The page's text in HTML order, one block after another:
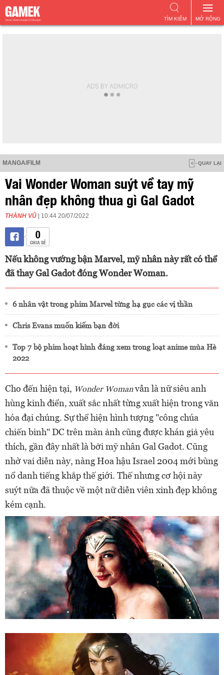
MỞ RỘNG
TÌM KIẾM
MANGA/FILM QUAY LẠI
Vai Wonder Woman suýt về tay mỹ
nhân đẹp không thua gì Gal Gadot
THÀNH VŨ | 10:44 20/07/2022
0
CHIA SẺ
Nếu không vướng bận Marvel, mỹ nhân này rất có thể
đã thay Gal Gadot đóng Wonder Woman.
6 nhân vật trong phim Marvel từng hạ gục các vị thần
Chris Evans muốn kiếm bạn đời
Top 7 bộ phim hoạt hình đáng xem trong loạt anime mùa Hè
2022
Cho đến hiện tại, Wonder Womanvẫn là nữ siêu anh
hùng kinh điển, xuất sắc nhất từng xuất hiện trong văn
hóa đại chúng. Sự thể hiện hình tượng "công chúa
chiến binh" DC trên màn ảnh cũng được khán giả yêu
thích, gần đây nhất là bởi mỹ nhân Gal Gadot. Cũng
nhờ vai diễn này, nàng Hoa hậu Israel 2004 mới bùng
nổ danh tiếng khắp thế giới. Thế nhưng cơ hội này
suýt nữa đã thuộc về một nữ diễn viên xinh đẹp không
kém cạnh.